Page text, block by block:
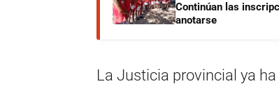
Continúan las
anotarse
La Justicia provincial ya